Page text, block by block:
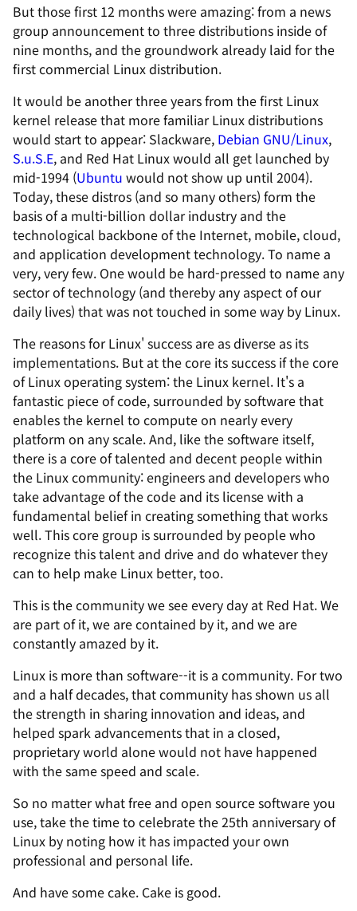
But those first 12 months were amazing: from a news
group announcement to three distributions inside of
nine months, and the groundwork already laid for the
first commercial Linux distribution.
It would be another three years from the first Linux
kernel release that more familiar Linux distributions
would start to appear: Slackware, Debian GNU/Linux,
S.u.S.E, and Red Hat Linux would all get launched by
mid-1994 (Ubuntu would not show up until 2004).
Today, these distros (and so many others) form the
basis of a multi-billion dollar industry and the
technological backbone of the Internet, mobile, cloud,
and application development technology. To name a
very, very few. One would be hard-pressed to name any
sector of technology (and thereby any aspect of our
daily lives) that was nottouched in some way by Linux.
The reasons for Linux' success are as diverse as its
implementations. But at the core its success if the core
of Linux operating system: the Linux kernel. It's a
fantastic piece of code, surrounded by software that
enables the kernel to compute on nearly every
platform on any scale. And, like the software itself,
there is a core of talented and decent people within
the Linux community: engineers and developers who
take advantage of the code and its license with a
fundamental belief in creating something that works
well. This core group is surrounded by people who
recognize this talent and drive and do whatever they
can to help make Linux better, too.
This is the community we see every day at Red Hat. We
are part of it, we are contained by it, and we are
constantly amazed by it.
Linux is more than software--it is a community. For two
and a half decades, that community has shown us all
the strength in sharing innovation and ideas, and
helped spark advancements that in a closed,
proprietary world alone would not have happened
with the same speed and scale.
So no matter what free and open source software you
use, take the time to celebrate the 25th anniversary of
Linux by noting how it has impacted your own
professional and personal life.
And have some cake. Cake is good.